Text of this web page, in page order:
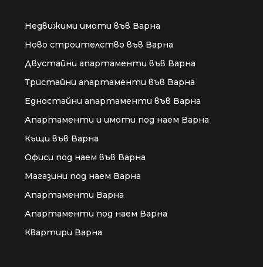
Недвижими имоти във Варна
Ново строителство във Варна
Двустайни апартаменти във Варна
Тристайни апартаменти във Варна
Едностайни апартаменти във Варна
Апартаменти и имоти под наем Варна
Къщи във Варна
Офиси под наем във Варна
Магазини под наем Варна
Апартаменти Варна
Апартаменти под наем Варна
Квартири Варна